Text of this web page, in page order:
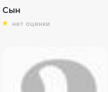
Сын
нет оценки